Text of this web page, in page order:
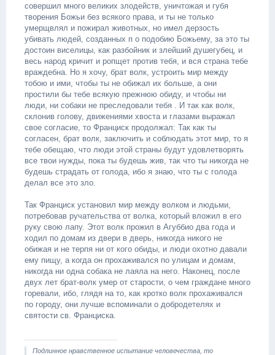
совершил много великих злодейств, уничтожая и губя
творения Божьи без всякого права, и ты не только
умерщвлял и пожирал животных, но имел дерзость
убивать людей, созданных п о подобию Божьему, за это ты
достоин виселицы, как разбойник и злейший душегубец, и
весь народ кричит и ропщет против тебя, и вся страна тебе
враждебна. Но я хочу, брат волк, устроить мир между
тобою и ими, чтобы ты не обижал их больше, а они
простили бы тебе всякую прежнюю обиду, и чтобы ни
люди, ни собаки не преследовали тебя . И так как волк,
склонив голову, движениями хвоста и глазами выражал
свое согласие, то Франциск продолжал: Так как ты
согласен, брат волк, заключить и соблюдать этот мир, то я
тебе обещаю, что люди этой страны будут удовлетворять
все твои нужды, пока ты будешь жив, так что ты никогда не
будешь страдать от голода, ибо я знаю, что ты с голода
делал все это зло.
Так Франциск установил мир между волком и людьми,
потребовав ручательства от волка, который вложил в его
руку свою лапу. Этот волк прожил в Агуббио два года и
ходил по домам из двери в дверь, никогда никого не
обижая и не терпя ни от кого обиды, и люди охотно давали
ему пищу, а когда он прохаживался по улицам и домам,
никогда ни одна собака не лаяла на него. Наконец, после
двух лет брат-волк умер от старости, о чем граждане много
горевали, ибо, глядя на то, как кротко волк прохаживался
по городу, они лучше вспоминали о добродетелях и
святости св. Франциска.
Подлинное нравственное испытание человечества, то